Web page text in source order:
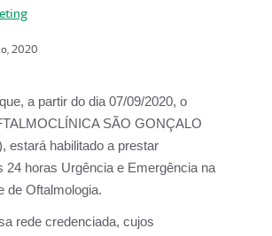
2020
a partir do dia07/09/2020, o
SÃO GONÇALO
estará habilitado a prestar
24 horas Urgência e Emergência na
de Oftalmologia.
rede credenciada, cujos